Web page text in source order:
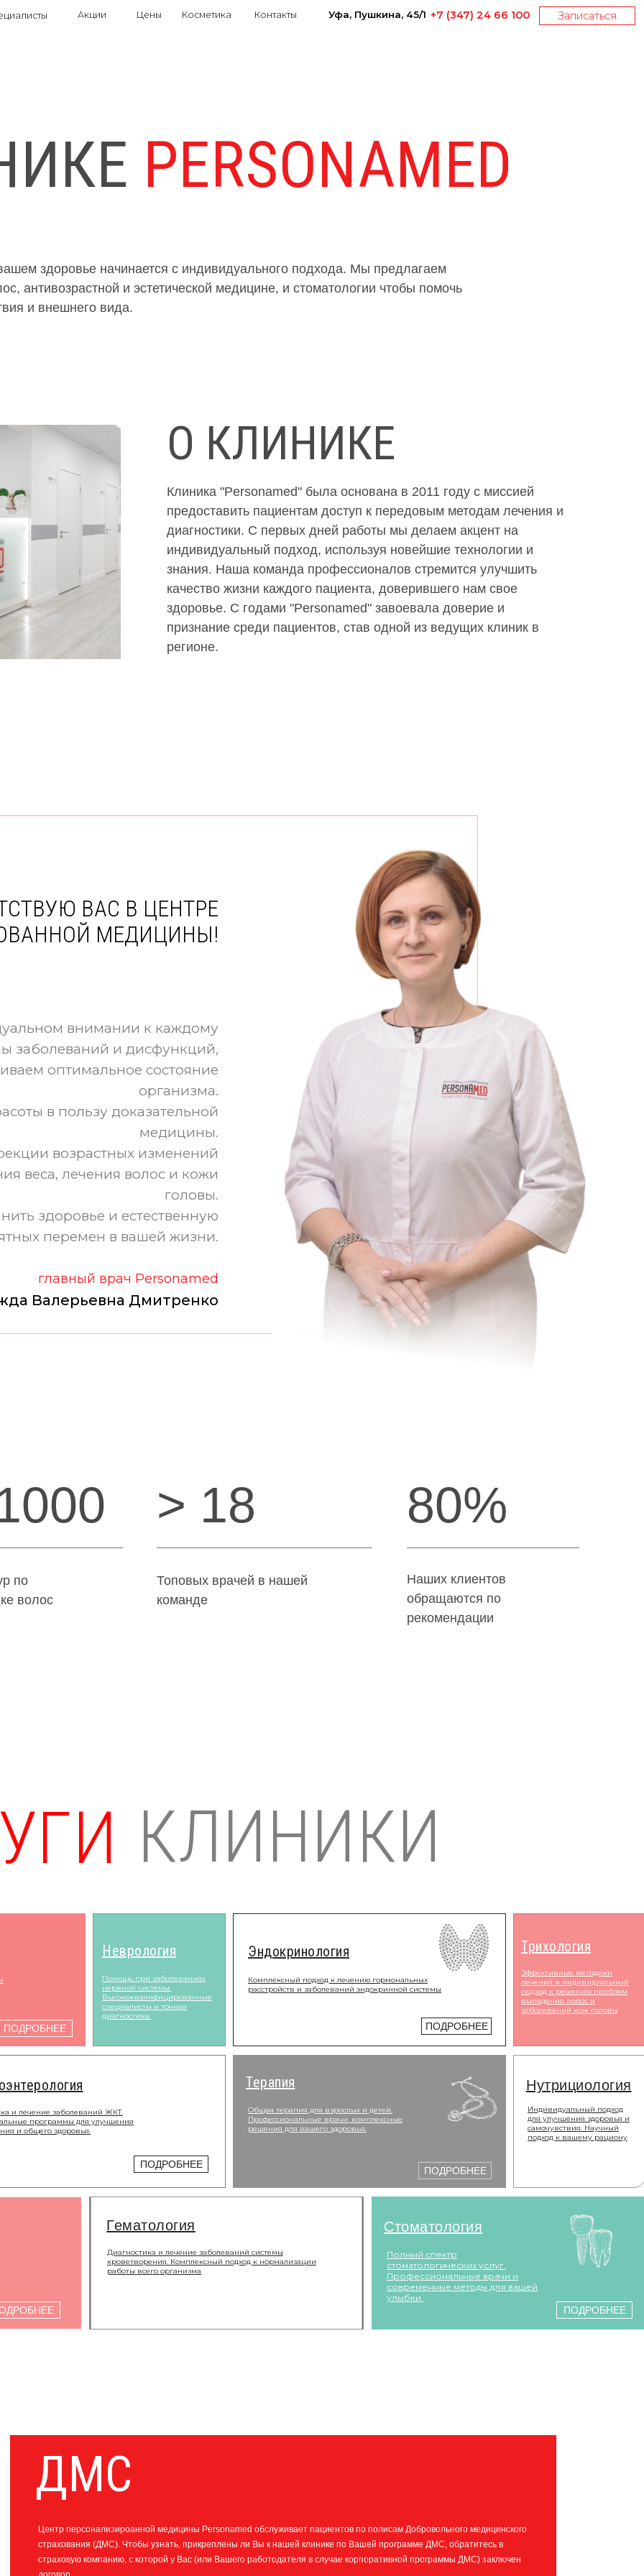
Записаться
Контакты Уфа, Пушкина, 45/1 +7 (347) 24 66 100
Косметика
Цены
Акции
Контакты
ос ети
PERSONAMED
здоровье начинается с индивидуального подхода. Мы предлагаем
антивозрастной и эстетической медицине, и стоматологии чтобы помочь
и внешнего вида.
О КЛИНИКЕ
Клиника "Personamed" была основана в 2011 году с миссией
предоставить пациентам доступ к передовым методам лечения и
диагностики. С первых дней работы мы делаем акцент на
индивидуальный подход, используя новейшие технологии и
знания. Наша команда профессионалов стремится улучшить
качество жизни каждого пациента, доверившего нам свое
здоровье. С годами "Personamed" завоевала доверие и
признание среди пациентов, став одной из ведущих клиник в
регионе.
ВАС В ЦЕНТРЕ
МЕДИЦИНЫ!
внимании к каждому
заболеваний и дисфункций,
оптимальное состояние
организма.
в пользу доказательной
медицины.
возрастных изменений
веса, лечения волос и кожи
головы.
здоровье и естественную
перемен в вашей жизни.
главный врач Personamed
Валерьевна Дмитренко
по
волос
> 18
Топовых врачей в нашей
команде
80%
Наших клиентов
обращаются по
рекомендации
ПОДРОБНЕЕ
Полный спектр
стоматологических услуг.
Профессиональные врачи и
современные методы для вашей
улыбки.
Стоматология
Диагностика и лечение заболеваний системы
кроветворения. Комплексный подход к нормализации
работы всего организма
Гематология
Индивидуальный подход
для улучшения здоровья и
самочувствия. Научный
подход к вашему рациону
Нутрициология
ПОДРОБНЕЕ
Общая терапия для взрослых и детей.
Профессиональные врачи, комплексные
решения для вашего здоровья.
Терапия
ПОДРОБНЕЕ
и лечение заболеваний ЖКТ.
программы для улучшения
и общего здоровья.
Эффективные методики
лечения и индивидуальный
подход к решению проблем
выпадения волос и
заболеваний кож головы
Трихология
ПОДРОБНЕЕ
Комплексный подход к лечению гормональных
расстройств и заболеваний эндокринной системы
Эндокринология
Помощь при заболеваниях
нервной системы.
Высококвалифицированные
специалисты и точная
диагностика.
Неврология
ПОДРОБНЕЕ
КЛИНИКИ
Центр персонализироанной медицины Personamed обслуживает пациентов по полисам Добровольного медицинского
страхования (ДМС). Чтобы узнать, прикреплены ли Вы к нашей клинике по Вашей программе ДМС, обратитесь в
страховую компанию, с которой у Вас (или Вашего работодателя в случае корпоративной программы ДМС) заключен
ДМС